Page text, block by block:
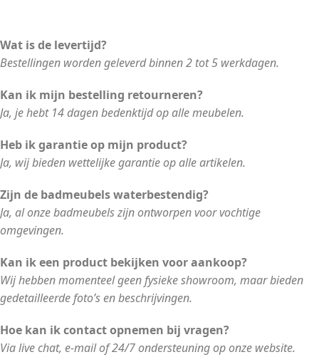
Wat is de levertijd?
Bestellingen worden geleverd binnen 2 tot 5 werkdagen.
Kan ik mijn bestelling retourneren?
Ja, je hebt 14 dagen bedenktijd op alle meubelen.
Heb ik garantie op mijn product?
Ja, wij bieden wettelijke garantie op alle artikelen.
Zijn de badmeubels waterbestendig?
Ja, al onze badmeubels zijn ontworpen voor vochtige
omgevingen.
Kan ik een product bekijken voor aankoop?
Wij hebben momenteel geen fysieke showroom, maar bieden
gedetailleerde foto’s en beschrijvingen.
Hoe kan ik contact opnemen bij vragen?
Via live chat, e-mail of 24/7 ondersteuning op onze website.